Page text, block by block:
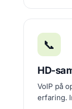
📞
HD-
VoIP på
erfaring.